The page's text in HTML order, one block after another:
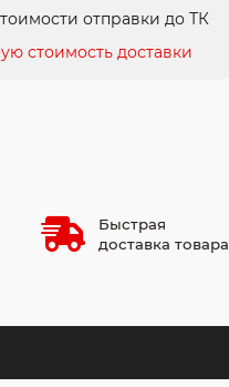
отправки до ТК
стоимость доставки
Быстрая
доставка товара